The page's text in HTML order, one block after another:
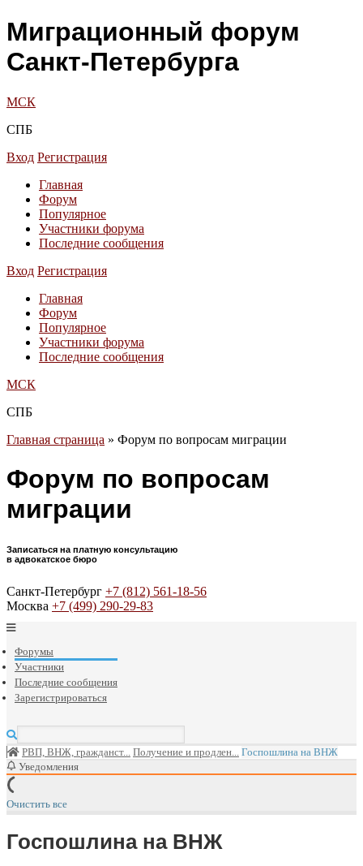
Миграционный форум
Санкт-Петербурга
МСК
СПБ
Вход Регистрация
Главная
Форум
Популярное
Участники форума
Последние сообщения
Вход Регистрация
Главная
Форум
Популярное
Участники форума
Последние сообщения
МСК
СПБ
Главная страница » Форум по вопросам миграции
Форум по вопросам
миграции
Записаться на платную консультацию
в адвокатское бюро
Санкт-Петербург +7 (812) 561-18-56
Москва +7 (499) 290-29-83
Форумы
Участники
Последние сообщения
Зарегистрироваться
РВП, ВНЖ, гражданст... Получение и продлен... Госпошлина на ВНЖ
Уведомления
Очистить все
Госпошлина на ВНЖ